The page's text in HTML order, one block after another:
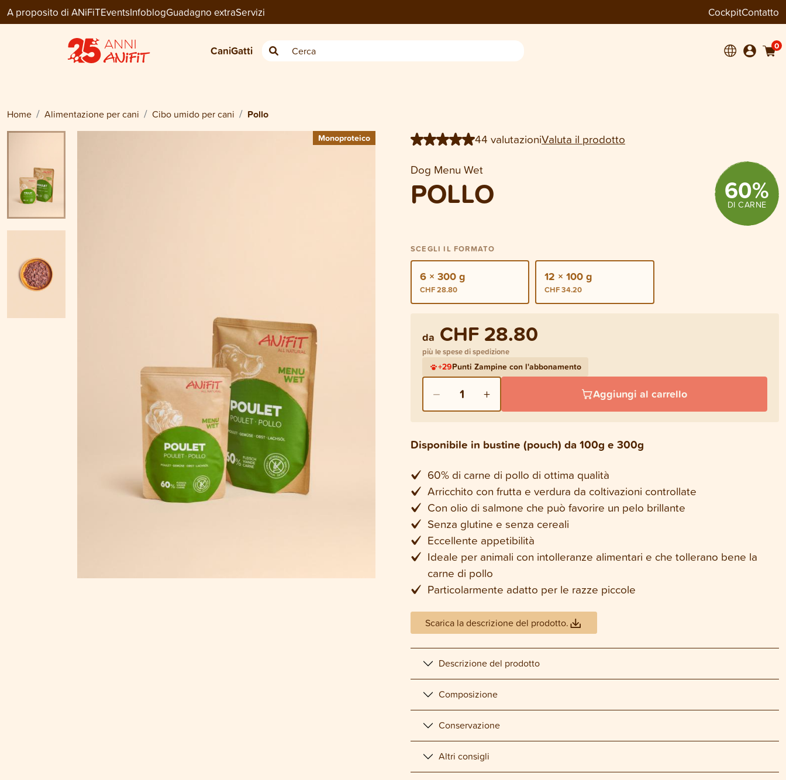
A proposito di ANiFiTEventsInfoblogGuadagno extraServizi CockpitContatto
CaniGatti 0
Dog Menu Wet
POLLO
CHF 28.80
6 × 300 g 12 × 100 g
Home Alimentazione per cani Cibo umido per cani Pollo
Monoproteico
Monoproteico 44 valutazioniValuta il prodotto
Dog Menu Wet
POLLO 60%
DI CARNE
SCEGLI IL FORMATO
6 × 300 g
CHF 28.80
12 × 100 g
CHF 34.20
da CHF 28.80
più le spese di spedizione
+29Punti Zampine con l'abbonamento
− 1 + Aggiungi al carrello
Disponibile in bustine (pouch) da 100g e 300g
60% di carne di pollo di ottima qualità
Arricchito con frutta e verdura da coltivazioni controllate
Con olio di salmone che può favorire un pelo brillante
Senza glutine e senza cereali
Eccellente appetibilità
Ideale per animali con intolleranze alimentari e che tollerano bene la
carne di pollo
Particolarmente adatto per le razze piccole
Scarica la descrizione del prodotto.
Descrizione del prodotto
Composizione
Conservazione
Altri consigli